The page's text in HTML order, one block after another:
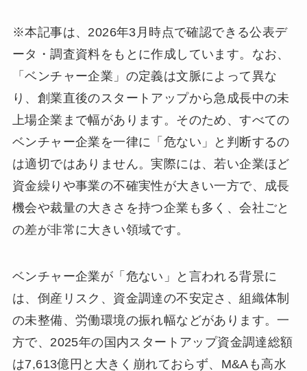
※本記事は、2026年3月時点で確認できる公表デ
ータ・調査資料をもとに作成しています。なお、
「ベンチャー企業」の定義は文脈によって異な
り、創業直後のスタートアップから急成長中の未
上場企業まで幅があります。そのため、すべての
ベンチャー企業を一律に「危ない」と判断するの
は適切ではありません。実際には、若い企業ほど
資金繰りや事業の不確実性が大きい一方で、成長
機会や裁量の大きさを持つ企業も多く、会社ごと
の差が非常に大きい領域です。
ベンチャー企業が「危ない」と言われる背景に
は、倒産リスク、資金調達の不安定さ、組織体制
の未整備、労働環境の振れ幅などがあります。一
方で、2025年の国内スタートアップ資金調達総額
は7,613億円と大きく崩れておらず、M&Aも高水